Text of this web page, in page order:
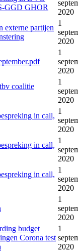
GGD GHOR
2020
externe partijen
1
2020
1
2020
coalitie
1
2020
in call,
1
2020
in call,
1
2020
in call,
1
2020
1
2020
budget
Corona test
1
2020